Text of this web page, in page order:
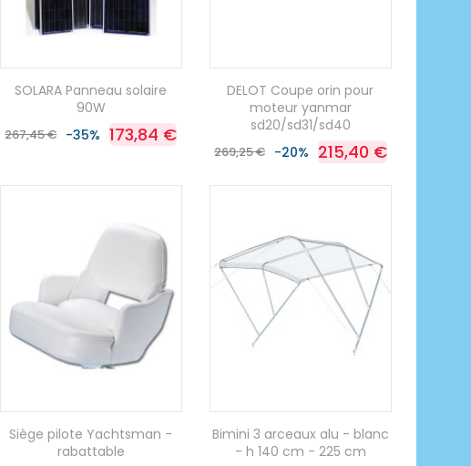
SOLARA Panneau solaire
90W
267,45 € -35% 173,84 €
DELOT Coupe orin pour
moteur yanmar
sd20/sd31/sd40
269,25 € -20% 215,40 €
Siège pilote Yachtsman -
rabattable
Bimini 3 arceaux alu - blanc
- h 140 cm - 225 cm